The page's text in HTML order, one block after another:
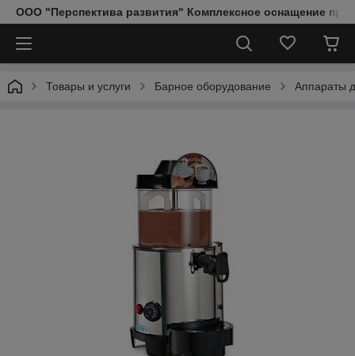
ООО "Перспектива развития" Комплексное оснащение
Товары и услуги Барное оборудование Аппараты